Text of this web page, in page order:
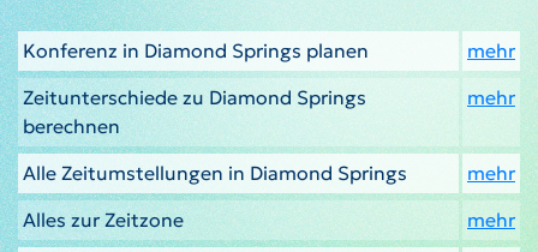
Konferenz in Diamond Springs planen
mehr
Zeitunterschiede zu Diamond Springs
berechnen
mehr
Alle Zeitumstellungen in Diamond Springs
mehr
Alles zur Zeitzone
mehr